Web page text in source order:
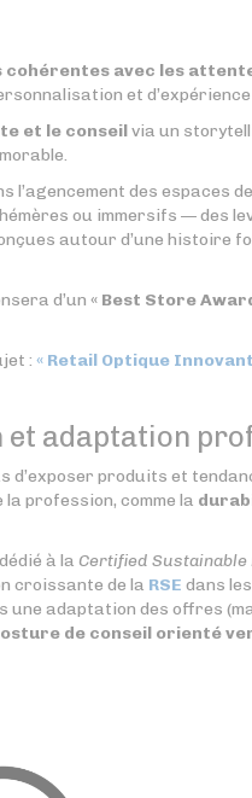
avec les
et d’expérience
et le conseilvia un
des espaces
ou immersifs — des
autour d’une histoire
d’un « Best Store
: « Retail Optique
et adaptation
d’exposer produits et
profession, comme la
à la Certified Sustainable
croissante de la RSE dans
une adaptation des offres
de conseil orienté